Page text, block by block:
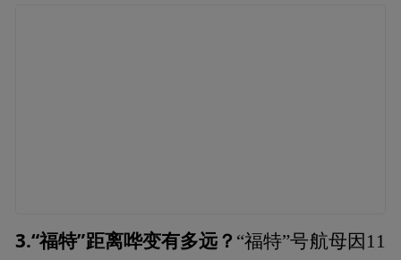
3.“福特”距离哗变有多远？ “福特”号航母因11